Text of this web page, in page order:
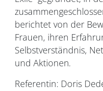
berichtet von der
Frauen, ihren
Selbstverständnis,
und Aktionen.
Referentin: Doris